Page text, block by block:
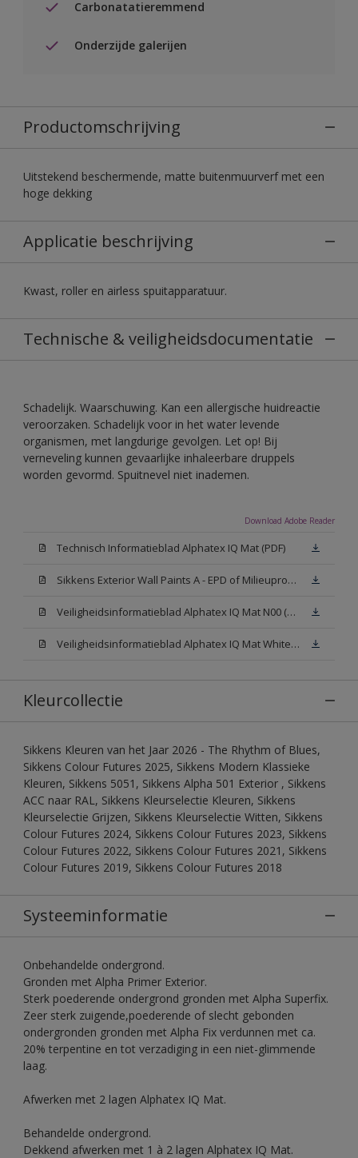
Carbonatatieremmend
Onderzijde galerijen
Productomschrijving
Uitstekend beschermende, matte buitenmuurverf met een
hoge dekking
Applicatie beschrijving
Kwast, roller en airless spuitapparatuur.
Technische & veiligheidsdocumentatie
Schadelijk. Waarschuwing. Kan een allergische huidreactie
veroorzaken. Schadelijk voor in het water levende
organismen, met langdurige gevolgen. Let op! Bij
verneveling kunnen gevaarlijke inhaleerbare druppels
worden gevormd. Spuitnevel niet inademen.
Download Adobe Reader
Technisch Informatieblad Alphatex IQ Mat (PDF)
Sikkens Exterior Wall Paints A - EPD of Milieuproductverklaring
Veiligheidsinformatieblad Alphatex IQ Mat N00 (MSDS)
Veiligheidsinformatieblad Alphatex IQ Mat White W05 (MSDS)
Kleurcollectie
Sikkens Kleuren van het Jaar 2026 - The Rhythm of Blues,
Sikkens Colour Futures 2025, Sikkens Modern Klassieke
Kleuren, Sikkens 5051, Sikkens Alpha 501 Exterior , Sikkens
ACC naar RAL, Sikkens Kleurselectie Kleuren, Sikkens
Kleurselectie Grijzen, Sikkens Kleurselectie Witten, Sikkens
Colour Futures 2024, Sikkens Colour Futures 2023, Sikkens
Colour Futures 2022, Sikkens Colour Futures 2021, Sikkens
Colour Futures 2019, Sikkens Colour Futures 2018
Systeeminformatie
Onbehandelde ondergrond.
Gronden met Alpha Primer Exterior.
Sterk poederende ondergrond gronden met Alpha Superfix.
Zeer sterk zuigende,poederende of slecht gebonden
ondergronden gronden met Alpha Fix verdunnen met ca.
20% terpentine en tot verzadiging in een niet-glimmende
laag.
Afwerken met 2 lagen Alphatex IQ Mat.
Behandelde ondergrond.
Dekkend afwerken met 1 à 2 lagen Alphatex IQ Mat.